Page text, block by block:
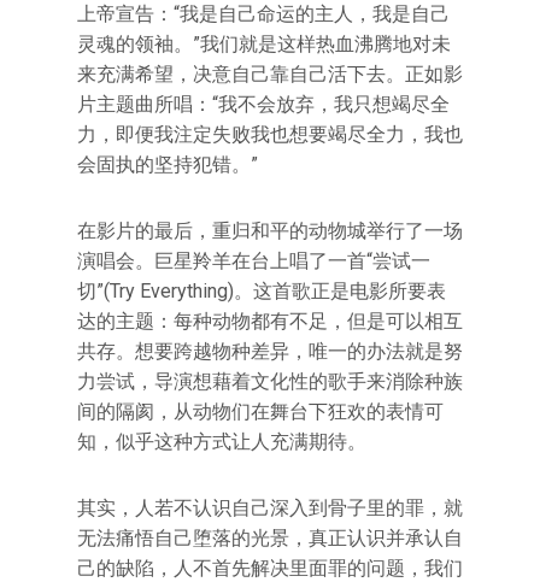
上帝宣告：“我是自己命运的主人，我是自己
灵魂的领袖。”我们就是这样热血沸腾地对未
来充满希望，决意自己靠自己活下去。正如影
片主题曲所唱：“我不会放弃，我只想竭尽全
力，即便我注定失败我也想要竭尽全力，我也
会固执的坚持犯错。”
在影片的最后，重归和平的动物城举行了一场
演唱会。巨星羚羊在台上唱了一首“尝试一
切”(Try Everything)。这首歌正是电影所要表
达的主题：每种动物都有不足，但是可以相互
共存。想要跨越物种差异，唯一的办法就是努
力尝试，导演想藉着文化性的歌手来消除种族
间的隔阂，从动物们在舞台下狂欢的表情可
知，似乎这种方式让人充满期待。
其实，人若不认识自己深入到骨子里的罪，就
无法痛悟自己堕落的光景，真正认识并承认自
己的缺陷，人不首先解决里面罪的问题，我们